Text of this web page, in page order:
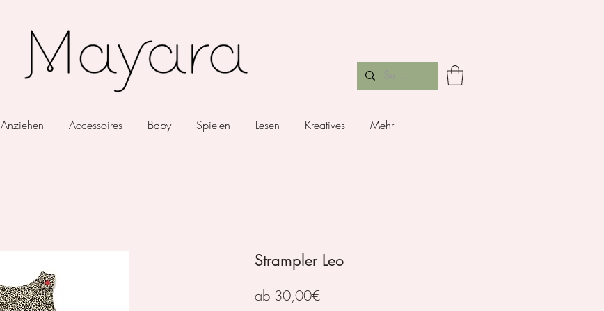
Anziehen Accessoires Baby Spielen Lesen Kreatives Mehr
Strampler Leo
ab 30,00€Sale-